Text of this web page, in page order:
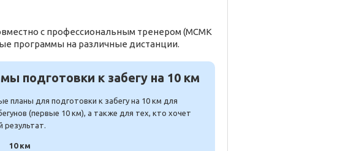
с профессиональным тренером (МСМК
программы на различные дистанции.
подготовки к забегу на 10 км
планы для подготовки к забегу на 10 км для
(первые 10 км), а также для тех, кто хочет
результат.
10 км